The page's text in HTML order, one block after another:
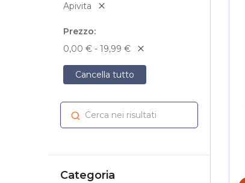
Apivita
Prezzo
0,00 € - 19,99 €
Cancella tutto
Cerca nei risultati Cerca
Categoria